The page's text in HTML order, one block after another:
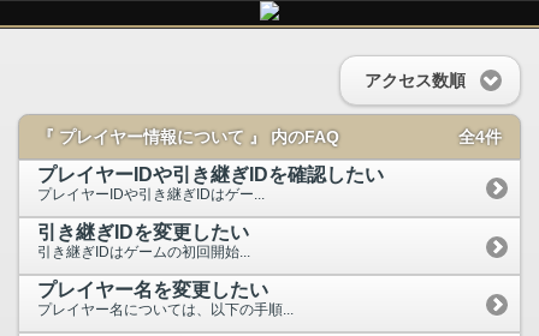
アクセス数順
『 プレイヤー情報について 』 内のFAQ 全4件
プレイヤーIDや引き継ぎIDを確認したい
プレイヤーIDや引き継ぎIDはゲー...
引き継ぎIDを変更したい
引き継ぎIDはゲームの初回開始...
プレイヤー名を変更したい
プレイヤー名については、以下の手順...